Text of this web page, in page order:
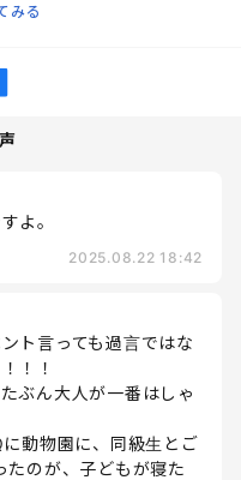
みる
よ。
2025.08.22 18:42
ト言っても過言ではな
！！
ぶん大人が一番はしゃ
動物園に、同級生とご
のが、子どもが寝た